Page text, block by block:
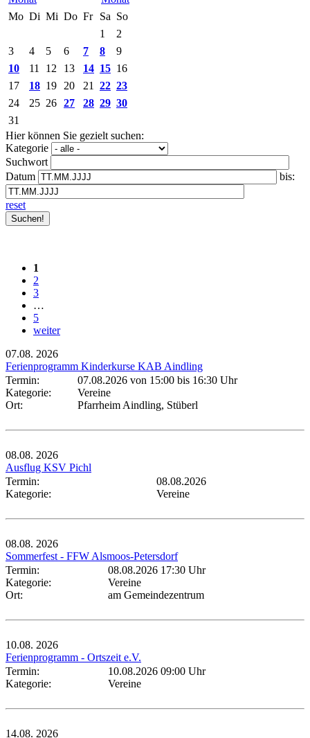
Mo Di Mi Do Fr Sa So
1
2
3
4 5 6 7 8
9
10
11 12 13 14 15 16
17
18 19 20 21 22 23
24
25 26 27 28 29 30
31
Hier können Sie gezielt suchen:
Kategorie
Suchwort
Datum
bis:
reset
1
2
3
…
5
weiter
07.08. 2026
Ferienprogramm Kinderkurse KAB Aindling
Termin:
07.08.2026 von 15:00 bis 16:30 Uhr
Kategorie:
Vereine
Ort:
Pfarrheim Aindling, Stüberl
08.08. 2026
Ausflug KSV Pichl
Termin:
08.08.2026
Kategorie:
Vereine
08.08. 2026
Sommerfest - FFW Alsmoos-Petersdorf
Termin:
08.08.2026 17:30 Uhr
Kategorie:
Vereine
Ort:
am Gemeindezentrum
10.08. 2026
Ferienprogramm - Ortszeit e.V.
Termin:
10.08.2026 09:00 Uhr
Kategorie:
Vereine
14.08. 2026